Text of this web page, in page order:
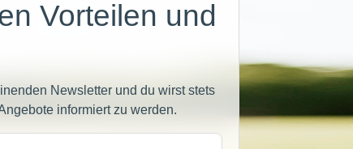
Vorteilen und
Newsletter und du wirst stets
informiert zu werden.